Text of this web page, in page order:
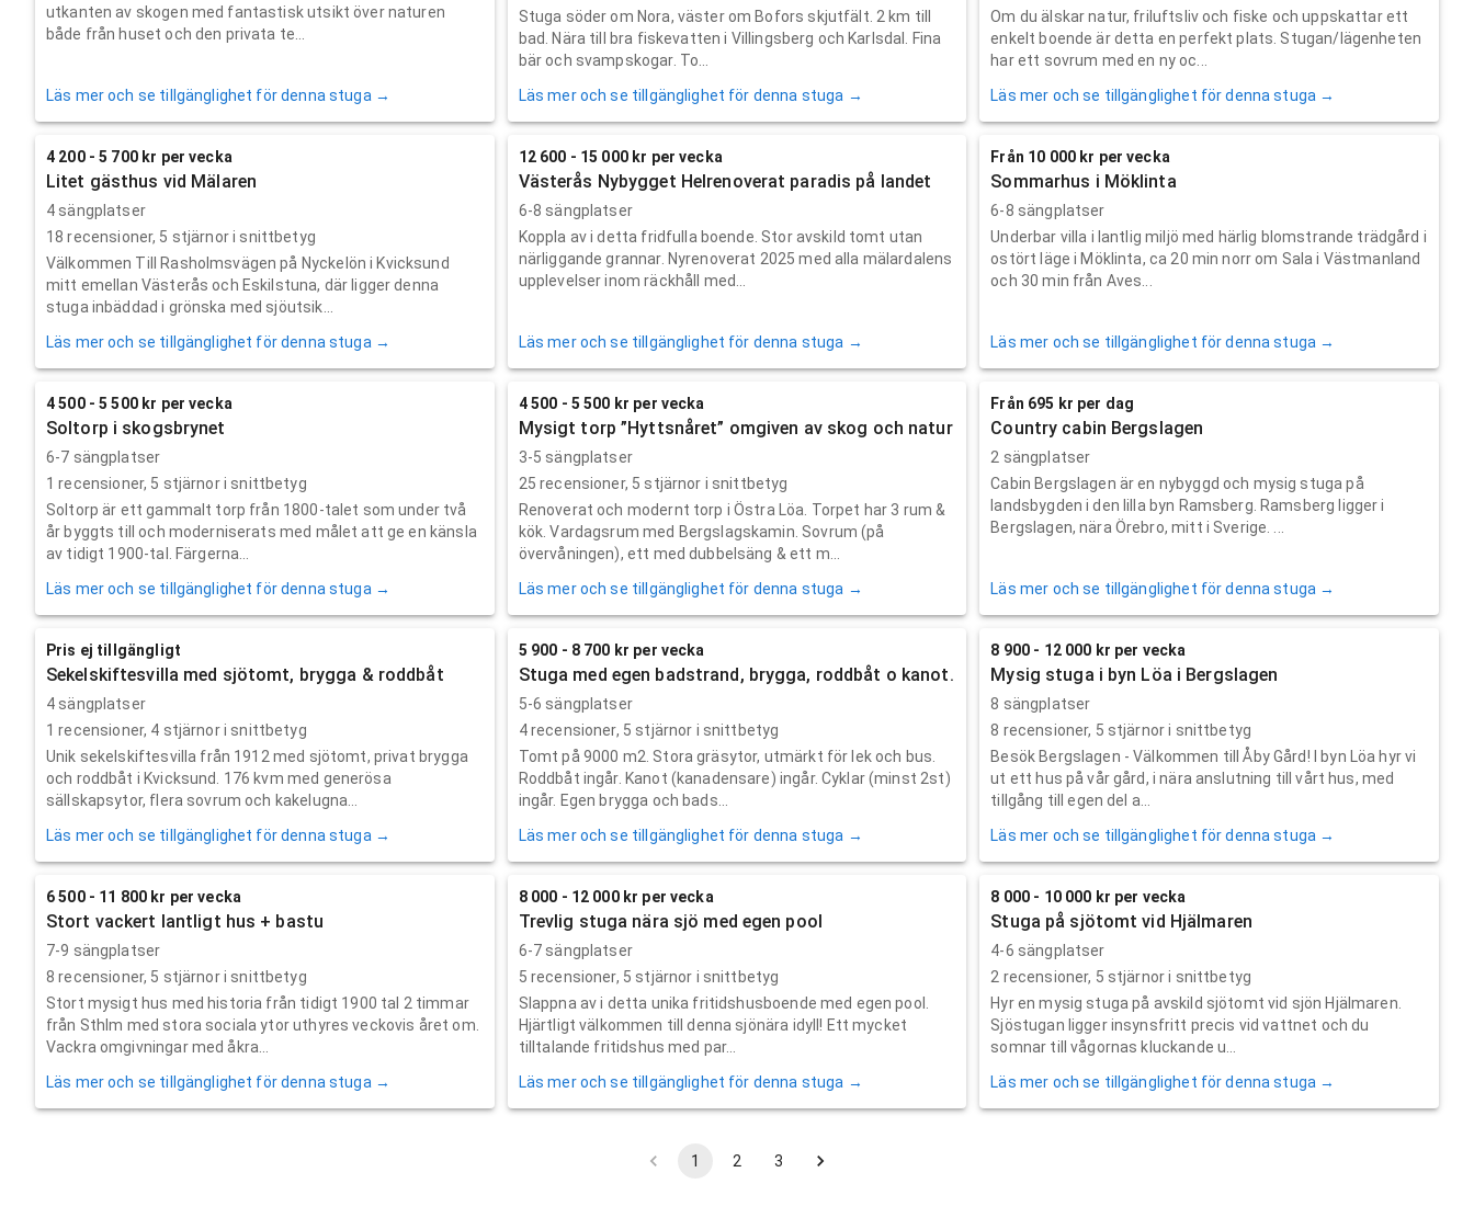
utkanten av skogen med fantastisk utsikt över naturen
både från huset och den privata te...
Läs mer och se tillgänglighet för denna stuga →
Stuga söder om Nora, väster om Bofors skjutfält. 2 km till
bad. Nära till bra fiskevatten i Villingsberg och Karlsdal. Fina
bär och svampskogar. To...
Läs mer och se tillgänglighet för denna stuga →
Om du älskar natur, friluftsliv och fiske och uppskattar ett
enkelt boende är detta en perfekt plats. Stugan/lägenheten
har ett sovrum med en ny oc...
Läs mer och se tillgänglighet för denna stuga →
4 200 - 5 700 kr per vecka
Litet gästhus vid Mälaren
4 sängplatser
18 recensioner, 5 stjärnor i snittbetyg
Välkommen Till Rasholmsvägen på Nyckelön i Kvicksund
mitt emellan Västerås och Eskilstuna, där ligger denna
stuga inbäddad i grönska med sjöutsik...
Läs mer och se tillgänglighet för denna stuga →
12 600 - 15 000 kr per vecka
Västerås Nybygget Helrenoverat paradis på landet
6-8 sängplatser
Koppla av i detta fridfulla boende. Stor avskild tomt utan
närliggande grannar. Nyrenoverat 2025 med alla mälardalens
upplevelser inom räckhåll med...
Läs mer och se tillgänglighet för denna stuga →
Från 10 000 kr per vecka
Sommarhus i Möklinta
6-8 sängplatser
Underbar villa i lantlig miljö med härlig blomstrande trädgård i
ostört läge i Möklinta, ca 20 min norr om Sala i Västmanland
och 30 min från Aves...
Läs mer och se tillgänglighet för denna stuga →
4 500 - 5 500 kr per vecka
Soltorp i skogsbrynet
6-7 sängplatser
1 recensioner, 5 stjärnor i snittbetyg
Soltorp är ett gammalt torp från 1800-talet som under två
år byggts till och moderniserats med målet att ge en känsla
av tidigt 1900-tal. Färgerna...
Läs mer och se tillgänglighet för denna stuga →
4 500 - 5 500 kr per vecka
Mysigt torp ”Hyttsnåret” omgiven av skog och natur
3-5 sängplatser
25 recensioner, 5 stjärnor i snittbetyg
Renoverat och modernt torp i Östra Löa. Torpet har 3 rum &
kök. Vardagsrum med Bergslagskamin. Sovrum (på
övervåningen), ett med dubbelsäng & ett m...
Läs mer och se tillgänglighet för denna stuga →
Från 695 kr per dag
Country cabin Bergslagen
2 sängplatser
Cabin Bergslagen är en nybyggd och mysig stuga på
landsbygden i den lilla byn Ramsberg. Ramsberg ligger i
Bergslagen, nära Örebro, mitt i Sverige. ...
Läs mer och se tillgänglighet för denna stuga →
Pris ej tillgängligt
Sekelskiftesvilla med sjötomt, brygga & roddbåt
4 sängplatser
1 recensioner, 4 stjärnor i snittbetyg
Unik sekelskiftesvilla från 1912 med sjötomt, privat brygga
och roddbåt i Kvicksund. 176 kvm med generösa
sällskapsytor, flera sovrum och kakelugna...
Läs mer och se tillgänglighet för denna stuga →
5 900 - 8 700 kr per vecka
Stuga med egen badstrand, brygga, roddbåt o kanot.
5-6 sängplatser
4recensioner, 5 stjärnor i snittbetyg
Tomt på 9000 m2. Stora gräsytor, utmärkt för lek och bus.
Roddbåt ingår. Kanot (kanadensare) ingår. Cyklar (minst 2st)
ingår. Egen brygga och bads...
Läs mer och se tillgänglighet för denna stuga →
8 900 - 12 000 kr per vecka
Mysig stuga i byn Löa i Bergslagen
8 sängplatser
8 recensioner, 5 stjärnor i snittbetyg
Besök Bergslagen - Välkommen till Åby Gård! I byn Löa hyr vi
ut ett hus på vår gård, i nära anslutning till vårt hus, med
tillgång till egen del a...
Läs mer och se tillgänglighet för denna stuga →
6 500 - 11 800 kr per vecka
Stort vackert lantligt hus + bastu
7-9 sängplatser
8 recensioner, 5 stjärnor i snittbetyg
Stort mysigt hus med historia från tidigt 1900 tal 2 timmar
från Sthlm med stora sociala ytor uthyres veckovis året om.
Vackra omgivningar med åkra...
Läs mer och se tillgänglighet för denna stuga →
8 000 - 12 000 kr per vecka
Trevlig stuga nära sjö med egen pool
6-7 sängplatser
5 recensioner, 5 stjärnor i snittbetyg
Slappna av i detta unika fritidshusboende med egen pool.
Hjärtligt välkommen till denna sjönära idyll! Ett mycket
tilltalande fritidshus med par...
Läs mer och se tillgänglighet för denna stuga →
8 000 - 10 000 kr per vecka
Stuga på sjötomt vid Hjälmaren
4-6 sängplatser
2 recensioner, 5 stjärnor i snittbetyg
Hyr en mysig stuga på avskild sjötomt vid sjön Hjälmaren.
Sjöstugan ligger insynsfritt precis vid vattnet och du
somnar till vågornas kluckande u...
Läs mer och se tillgänglighet för denna stuga →
1 2 3